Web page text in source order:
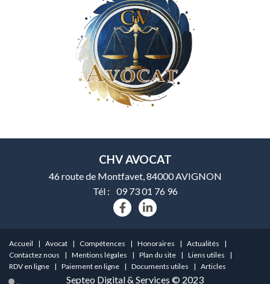
CHV AVOCAT
46 route de Montfavet, 84000 AVIGNON
Tél :
09 73 01 76 96
Accueil Avocat Compétences Honoraires
Actualités
Contactez nous
Mentions légales Plan du site
Liens utiles
RDV en ligne
Paiement en ligne Documents utiles Articles
Septeo Digital & Services © 2023